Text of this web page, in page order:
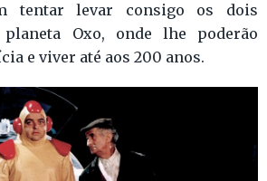
tentar levar consigo os dois
Oxo, onde lhe poderão
e viver até aos 200 anos.